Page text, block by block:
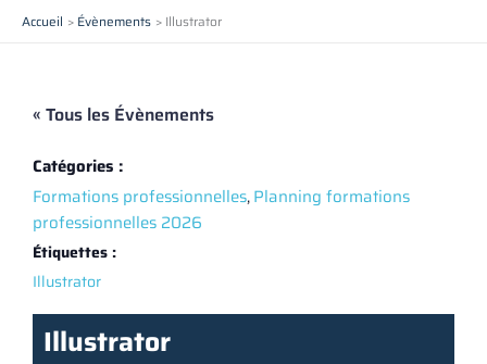
AllerAccueil Évènements Illustrator
« Tous les Évènements
Catégories :
Formations professionnelles,Planning formations
professionnelles 2026
Étiquettes :
Illustrator
Illustrator